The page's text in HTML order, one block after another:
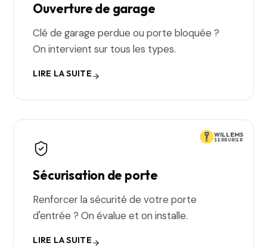
Ouverture de garage
Clé de garage perdue ou porte bloquée ?
On intervient sur tous les types.
LIRE LA SUITE
WILLEMS
SERRURIER
Sécurisation de porte
Renforcer la sécurité de votre porte
d'entrée ? On évalue et on installe.
LIRE LA SUITE